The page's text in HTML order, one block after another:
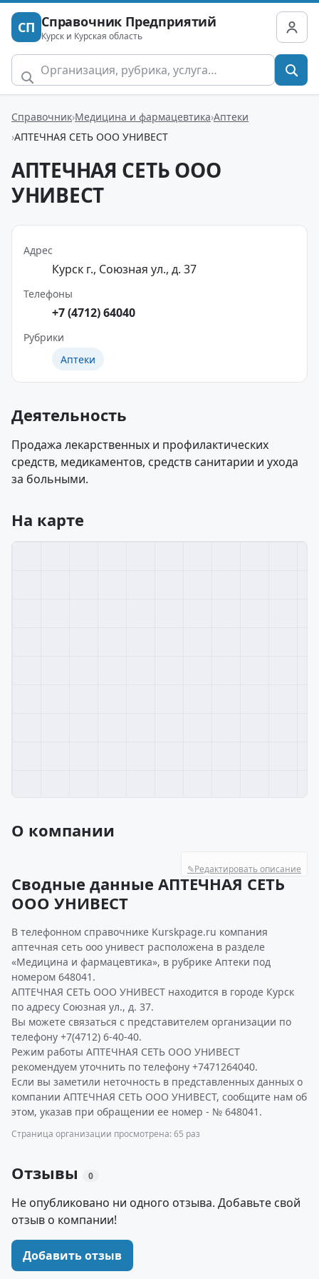
СП Справочник Предприятий
Курск и Курская область
Справочник Медицина и фармацевтика Аптеки
АПТЕЧНАЯ СЕТЬ ООО УНИВЕСТ
АПТЕЧНАЯ СЕТЬ ООО
УНИВЕСТ
Адрес
Курск г., Союзная ул., д. 37
Телефоны
+7 (4712) 64040
Рубрики
Аптеки
Деятельность
Продажа лекарственных и профилактических
средств, медикаментов, средств санитарии и ухода
за больными.
На карте
О компании
✎Редактировать описание
Сводные данные АПТЕЧНАЯ СЕТЬ
ООО УНИВЕСТ
В телефонном справочнике Kurskpage.ru компания
аптечная сеть ооо унивест расположена в разделе
«Медицина и фармацевтика», в рубрике Аптеки под
номером 648041.
АПТЕЧНАЯ СЕТЬ ООО УНИВЕСТ находится в городе Курск
по адресу Союзная ул., д. 37.
Вы можете связаться с представителем организации по
телефону +7(4712) 6-40-40.
Режим работы АПТЕЧНАЯ СЕТЬ ООО УНИВЕСТ
рекомендуем уточнить по телефону +7471264040.
Если вы заметили неточность в представленных данных о
компании АПТЕЧНАЯ СЕТЬ ООО УНИВЕСТ, сообщите нам об
этом, указав при обращении ее номер - № 648041.
Страница организации просмотрена: 65 раз
Отзывы 0
Не опубликовано ни одного отзыва. Добавьте свой
отзыв о компании!
Добавить отзыв